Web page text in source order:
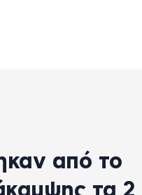
από το
τα 2